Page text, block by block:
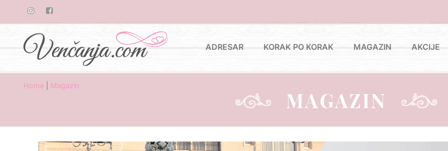
ADRESAR KORAK PO KORAK MAGAZIN AKCIJE
Home Magazin
MAGAZIN